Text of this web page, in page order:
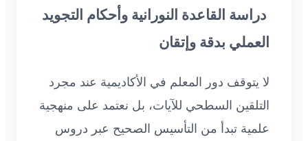
دراسة القاعدة النورانية وأحكام التجويد
العملي بدقة وإتقان
لا يتوقف دور المعلم في الأكاديمية عند مجرد
التلقين السطحي للآيات، بل نعتمد على منهجية
علمية تبدأ من التأسيس الصحيح عبر دروس